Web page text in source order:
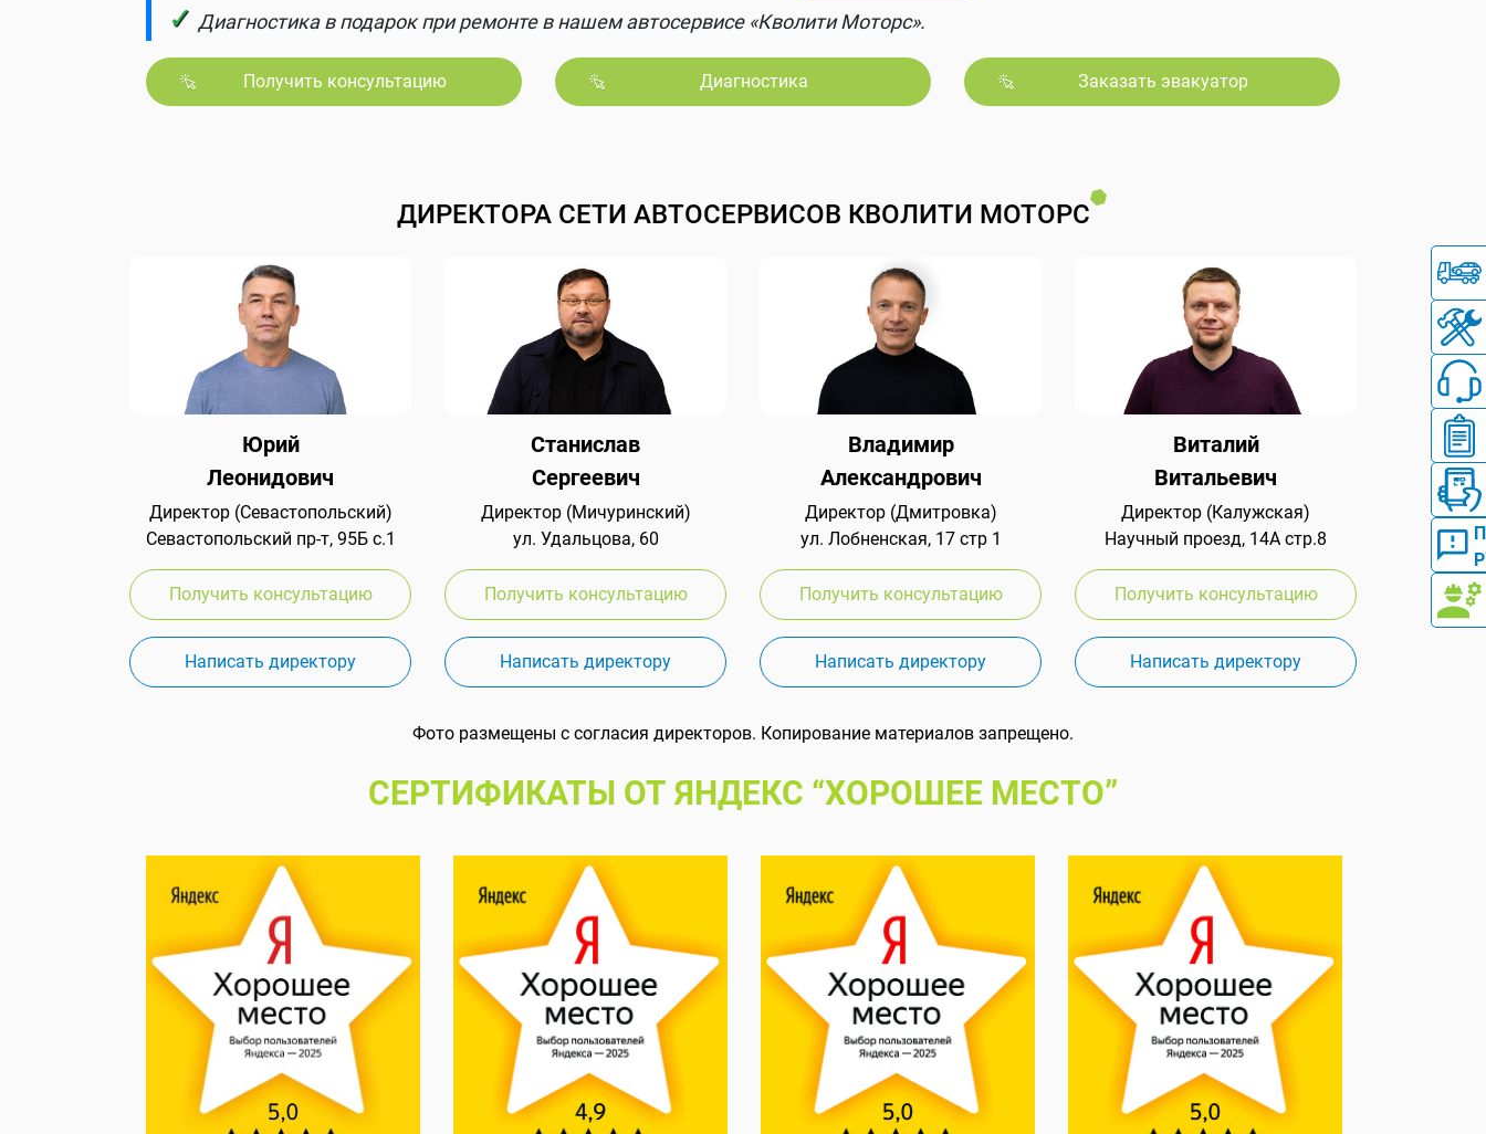
✓ Диагностика в подарок при ремонте в нашем автосервисе «Кволити Моторс».
Получить консультацию Диагностика Заказать эвакуатор
ДИРЕКТОРА СЕТИ АВТОСЕРВИСОВ КВОЛИТИ МОТОРС
Юрий
Леонидович
Директор (Севастопольский)
Севастопольский пр-т, 95Б с.1
Получить консультацию
Написать директору
Станислав
Сергеевич
Директор (Мичуринский)
ул. Удальцова, 60
Получить консультацию
Написать директору
Владимир
Александрович
Директор (Дмитровка)
ул. Лобненская, 17 стр 1
Получить консультацию
Написать директору
Виталий
Витальевич
Директор (Калужская)
Научный проезд, 14А стр.8
Получить консультацию
Написать директору
Фото размещены с согласия директоров. Копирование материалов запрещено.
СЕРТИФИКАТЫ ОТ ЯНДЕКС “ХОРОШЕЕ МЕСТО”